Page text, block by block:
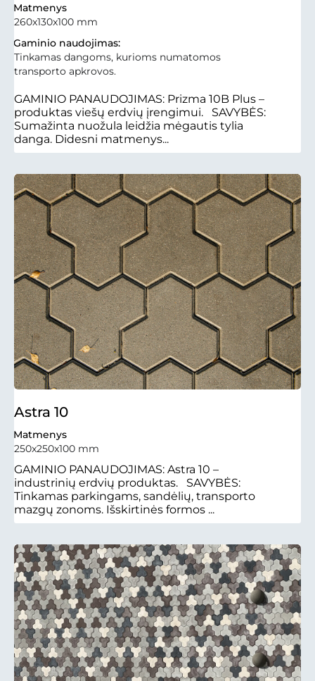
Matmenys
260x130x100 mm
Gaminio naudojimas:
Tinkamas dangoms, kurioms numatomos
transporto apkrovos.
GAMINIO PANAUDOJIMAS: Prizma 10B Plus –
produktas viešų erdvių įrengimui. SAVYBĖS:
Sumažinta nuožula leidžia mėgautis tylia
danga. Didesni matmenys...
Astra 10
Matmenys
250x250x100 mm
GAMINIO PANAUDOJIMAS: Astra 10 –
industrinių erdvių produktas. SAVYBĖS:
Tinkamas parkingams, sandėlių, transporto
mazgų zonoms. Išskirtinės formos ...